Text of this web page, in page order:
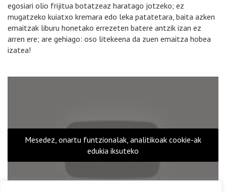
egosiari olio frijitua botatzeaz haratago jotzeko; ez
mugatzeko kuiatxo kremara edo leka patatetara, baita azken
emaitzak liburu honetako errezeten batere antzik izan ez
arren ere; are gehiago: oso litekeena da zuen emaitza hobea
izatea!
Mesedez, onartu funtzionalak, analitikoak cookie-ak
edukia iksuteko